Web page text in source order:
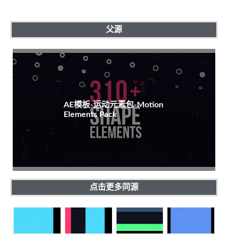
父源
AE模板-运动元素包-Motion
Elements Pack
点击更多同源